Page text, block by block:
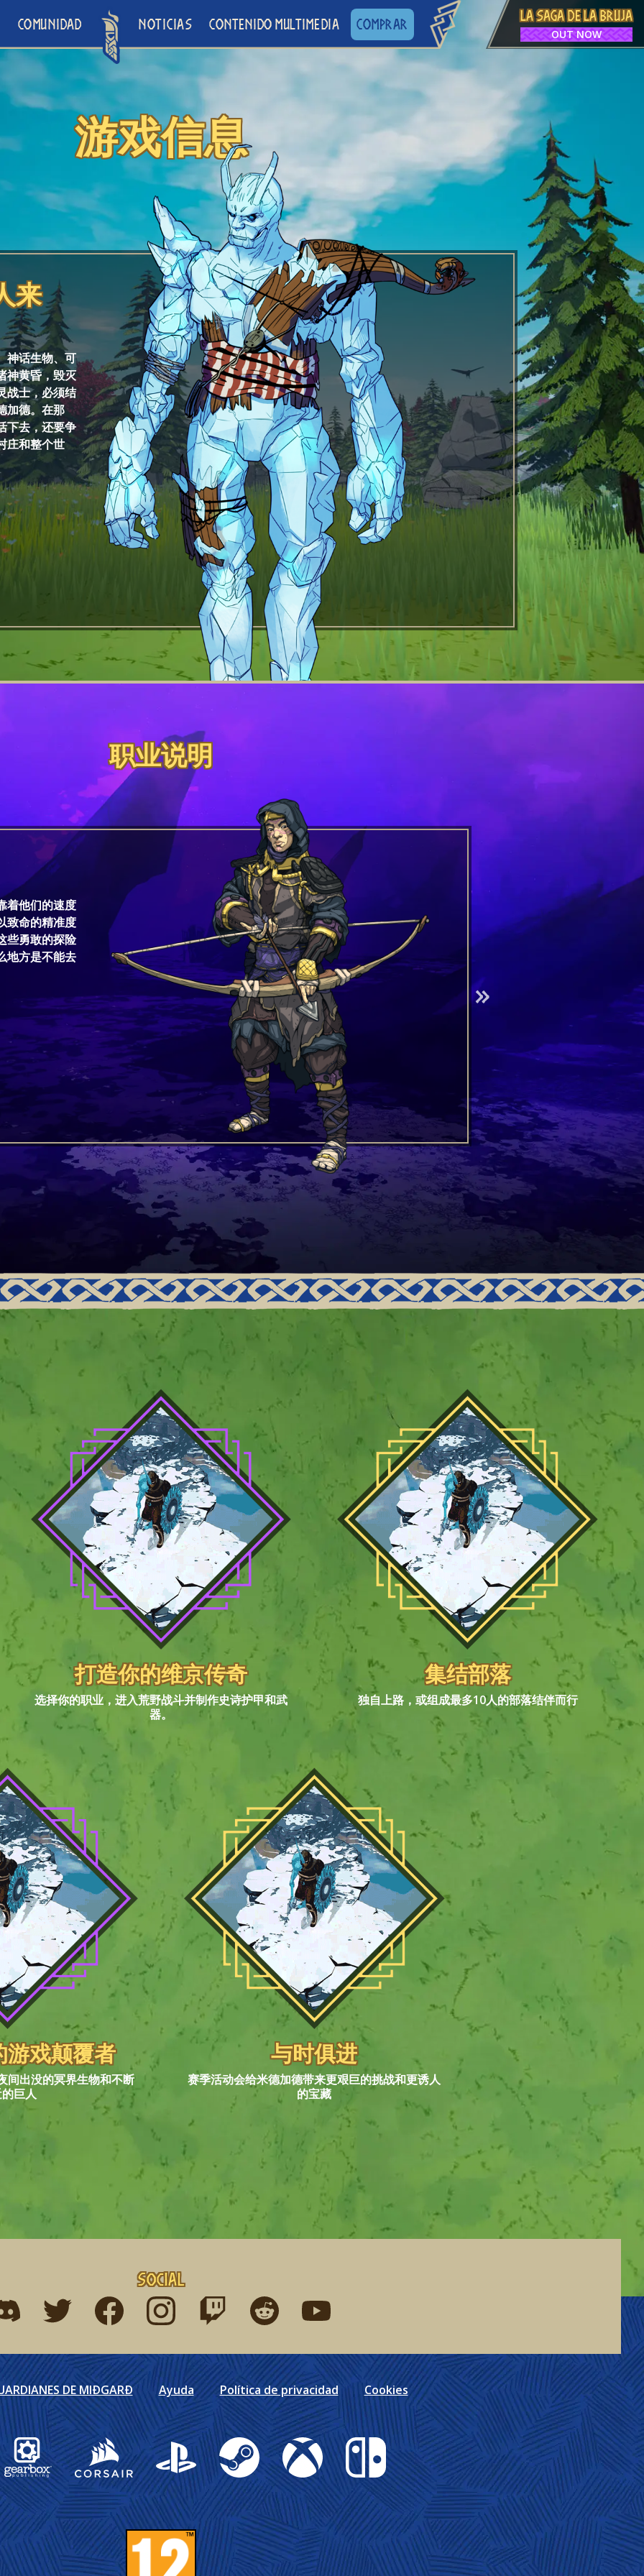
COMUNIDAD NOTICIAS CONTENIDO MULTIMEDIA COMPRAR
LA SAGA DE LA BRUJA
OUT NOW
游戏信息
来
神话生物、可
神黄昏，毁灭
战士，必须结
加德。在那
下去，还要争
庄和整个世
职业说明
着他们的速度
致命的精准度
些勇敢的探险
地方是不能去
护卫是凡赛堤神的信徒，
者。他们头脑冷静，既能
打造你的维京传奇
选择你的职业，进入荒野战斗并制作史诗护甲和武
器。
集结部落
独自上路，或组成最多10人的部落结伴而行
游戏颠覆者
间出没的冥界生物和不断
巨人
与时俱进
赛季活动会给米德加德带来更艰巨的挑战和更诱人
的宝藏
Social
me on discord
Find me on twitterFind me on facebook
Find me on instagram
Find me on twitchFind me on redditFind me on youtube
DE MIÐGARÐ Ayuda Política de privacidad Cookies
Gearbox Publishing
Corsair PlayStation Steam Xbox Nintendo Switch